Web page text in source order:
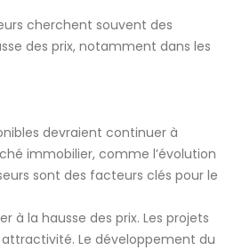
cherchent souvent des
des prix, notamment dans les
devraient continuer à
immobilier, comme l’évolution
sont des facteurs clés pour le
la hausse des prix. Les projets
Le développement du